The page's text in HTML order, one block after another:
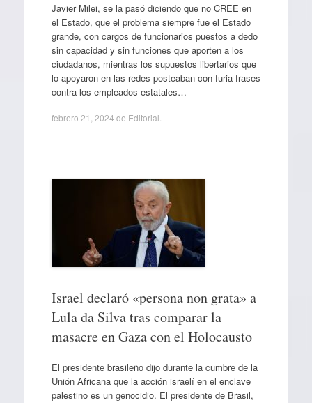
Javier Milei, se la pasó diciendo que no CREE en
el Estado, que el problema siempre fue el Estado
grande, con cargos de funcionarios puestos a dedo
sin capacidad y sin funciones que aporten a los
ciudadanos, mientras los supuestos libertarios que
lo apoyaron en las redes posteaban con furia frases
contra los empleados estatales…
febrero 21, 2024 de Editorial
Israel declaró «persona non grata» a
Lula da Silva tras comparar la
masacre en Gaza con el Holocausto
El presidente brasileño dijo durante la cumbre de la
Unión Africana que la acción israelí en el enclave
palestino es un genocidio. El presidente de Brasil,